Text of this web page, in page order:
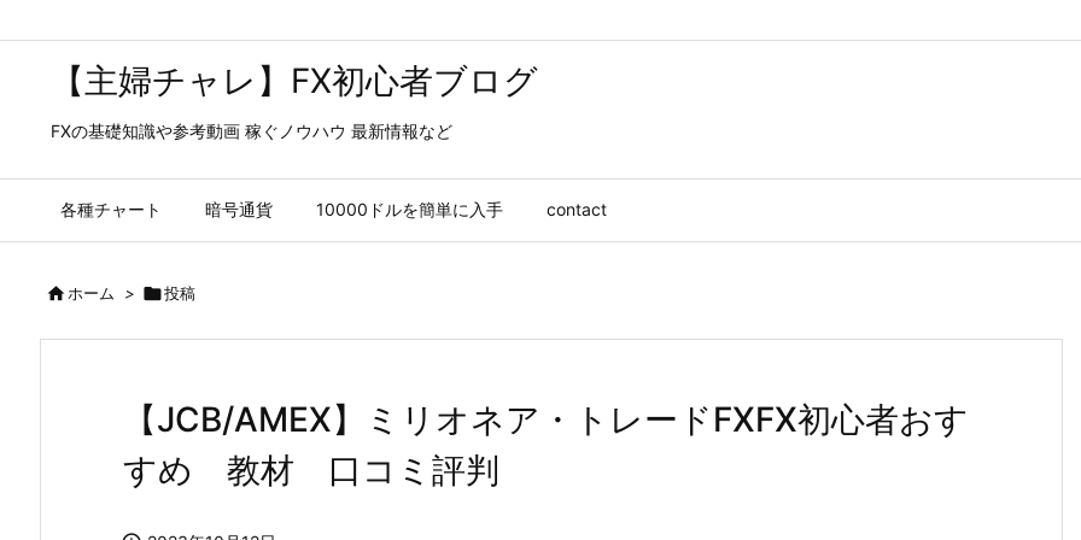
【主婦チャレ】FX初心者ブログ
FXの基礎知識や参考動画 稼ぐノウハウ 最新情報など
各種チャート 暗号通貨 10000ドルを簡単に入手 contact
ホーム > 投稿
【JCB/AMEX】ミリオネア・トレードFXFX初心者おす
すめ 教材 口コミ評判